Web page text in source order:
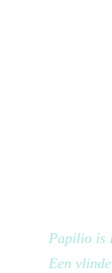
Papilio is
Een